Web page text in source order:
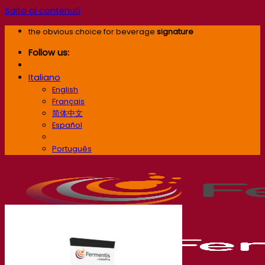
Salta ai contenuti
the obvious choice for beverage signature
Follow us:
Italiano
English
Français
简体中文
Español
Português